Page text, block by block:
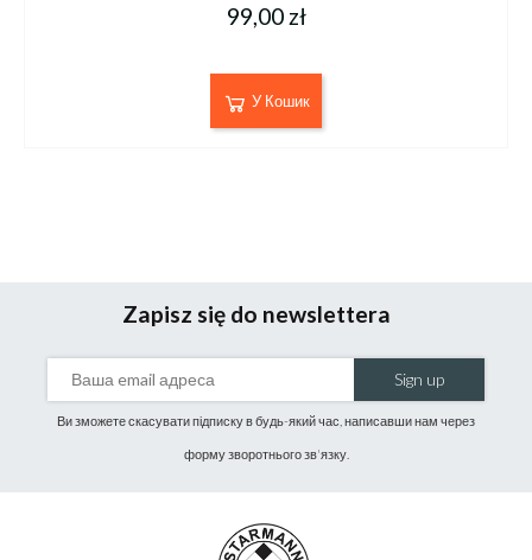
99,00 zł
У Кошик
Zapisz się do newslettera
Sign up
Ви зможете скасувати підписку в будь-який час, написавши нам через
форму зворотнього зв'язку.